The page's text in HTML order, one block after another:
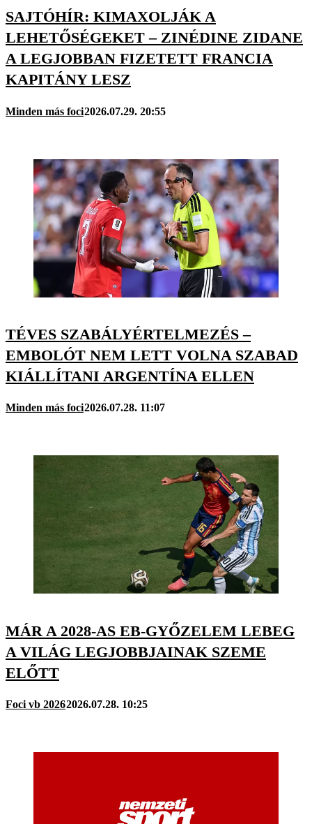
SAJTÓHÍR: KIMAXOLJÁK A
LEHETŐSÉGEKET – ZINÉDINE ZIDANE
A LEGJOBBAN FIZETETT FRANCIA
KAPITÁNY LESZ
Minden más foci2026.07.29. 20:55
TÉVES SZABÁLYÉRTELMEZÉS –
EMBOLÓT NEM LETT VOLNA SZABAD
KIÁLLÍTANI ARGENTÍNA ELLEN
Minden más foci2026.07.28. 11:07
MÁR A 2028-AS EB-GYŐZELEM LEBEG
A VILÁG LEGJOBBJAINAK SZEME
ELŐTT
Foci vb 20262026.07.28. 10:25